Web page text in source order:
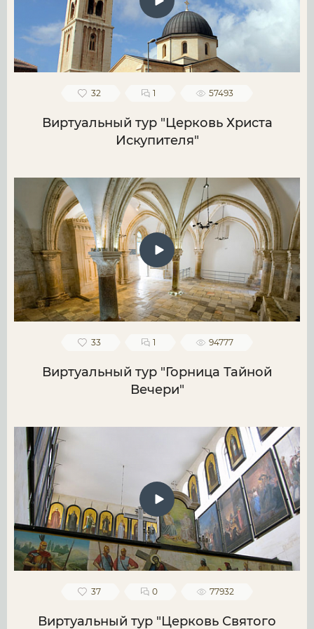
32 1 57493
Виртуальный тур "Церковь Христа
Искупителя"
33 1 94777
Виртуальный тур "Горница Тайной
Вечери"
37 0 77932
Виртуальный тур "Церковь Святого